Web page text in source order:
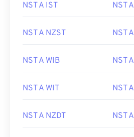
NST A IST NST
NST A NZST NST
NST A WIB NST
NST A WIT NST
NST A NZDT NST